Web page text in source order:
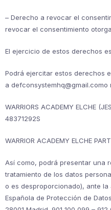
– Derecho a revocar el
revocar el consentimiento
El ejercicio de estos derechos
Podrá ejercitar estos derechos
a
WARRIORS ACADEMY ELCHE
48371292S
WARRIOR ACADEMY ELCHE
Así como, podrá presentar una
tratamiento de los datos
o es desproporcionado), ante
Española de Protección de